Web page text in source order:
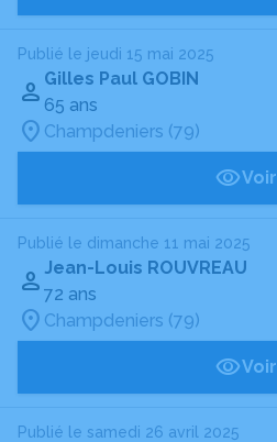
Publié le jeudi 15 mai 2025
Gilles Paul GOBIN
65 ans
Champdeniers (79)
Voir
Publié le dimanche 11 mai 2025
Jean-Louis ROUVREAU
72 ans
Champdeniers (79)
Voir
Publié le samedi 26 avril 2025